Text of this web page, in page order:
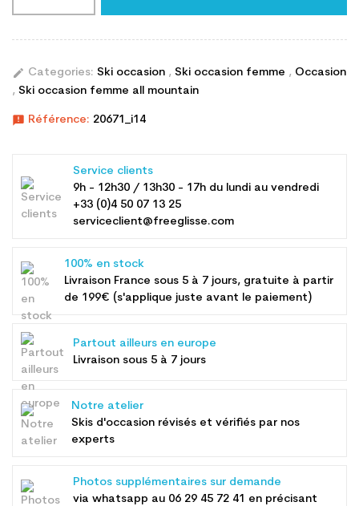
edit Categories: Ski occasion , Ski occasion femme , Occasion
, Ski occasion femme all mountain
announcement Référence: 20671_i14
Service clients
9h - 12h30 / 13h30 - 17h du lundi au vendredi
+33 (0)4 50 07 13 25
serviceclient@freeglisse.com
100% en stock
Livraison France sous 5 à 7 jours, gratuite à partir
de 199€ (s'applique juste avant le paiement)
Partout ailleurs en europe
Livraison sous 5 à 7 jours
Notre atelier
Skis d'occasion révisés et vérifiés par nos
experts
Photos supplémentaires sur demande
via whatsapp au 06 29 45 72 41 en précisant